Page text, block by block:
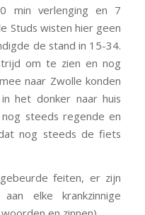
min verlenging en 7
Studs wisten hier geen
de stand in 15-34.
om te zien en nog
naar Zwolle konden
het donker naar huis
steeds regende en
nog steeds de fiets
feiten, er zijn
elke krankzinnige